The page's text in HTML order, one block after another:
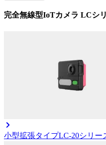
完全無線型IoTカメラ LCシ
小型拡張タイプLC-20シリー